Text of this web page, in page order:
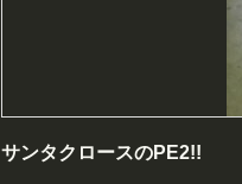
サンタクロースのPE2!!